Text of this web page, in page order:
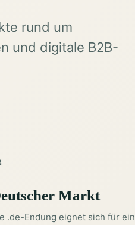
rund um
und digitale B2B-
Markt
.de-Endung eignet sich für ein